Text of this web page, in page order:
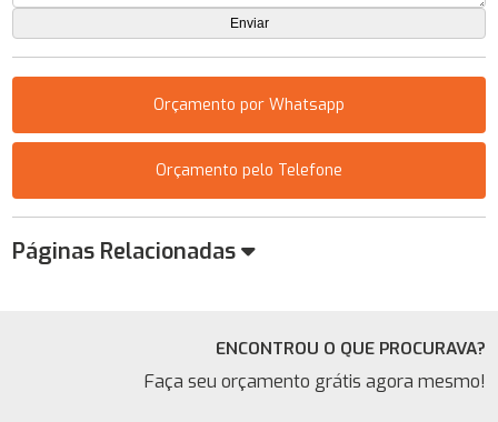
Orçamento por Whatsapp
Orçamento pelo Telefone
Páginas Relacionadas
ENCONTROU O QUE PROCURAVA?
Faça seu orçamento grátis agora mesmo!